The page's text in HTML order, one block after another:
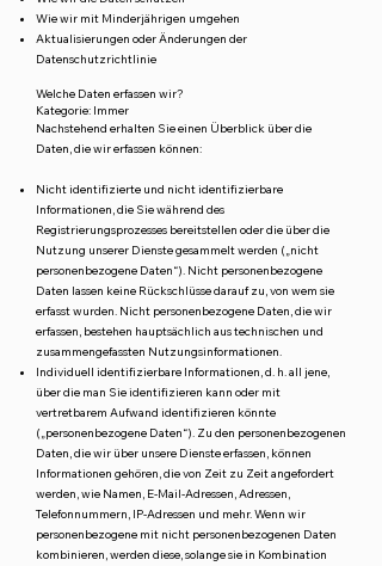
Wie wir mit Minderjährigen umgehen
Aktualisierungen oder Änderungen der
Datenschutzrichtlinie
Welche Daten erfassen wir?
Kategorie: Immer
Nachstehend erhalten Sie einen Überblick über die
Daten, die wir erfassen können:
Nicht identifizierte und nicht identifizierbare
Informationen, die Sie während des
Registrierungsprozesses bereitstellen oder die über die
Nutzung unserer Dienste gesammelt werden („nicht
personenbezogene Daten“). Nicht personenbezogene
Daten lassen keine Rückschlüsse darauf zu, von wem sie
erfasst wurden. Nicht personenbezogene Daten, die wir
erfassen, bestehen hauptsächlich aus technischen und
zusammengefassten Nutzungsinformationen.
Individuell identifizierbare Informationen, d. h. all jene,
über die man Sie identifizieren kann oder mit
vertretbarem Aufwand identifizieren könnte
(„personenbezogene Daten“). Zu den personenbezogenen
Daten, die wir über unsere Dienste erfassen, können
Informationen gehören, die von Zeit zu Zeit angefordert
werden, wie Namen, E-Mail-Adressen, Adressen,
Telefonnummern, IP-Adressen und mehr. Wenn wir
personenbezogene mit nicht personenbezogenen Daten
kombinieren, werden diese, solange sie in Kombination